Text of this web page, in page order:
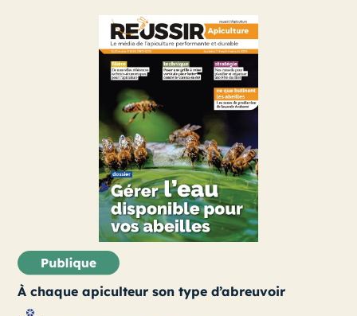
À chaque apiculteur son type d’abreuvoir